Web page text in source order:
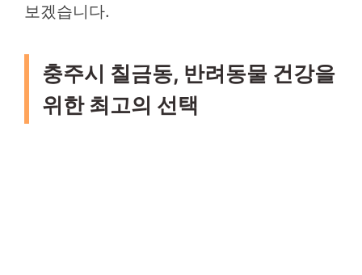
보겠습니다.
충주시 칠금동, 반려동물 건강을
위한 최고의 선택